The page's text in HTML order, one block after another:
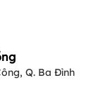
Q. Ba Đình